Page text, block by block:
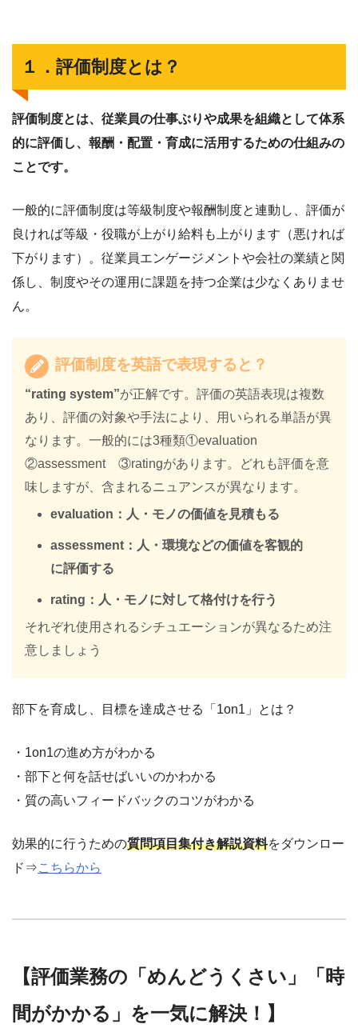
１．評価制度とは？
評価制度とは、従業員の仕事ぶりや成果を組織として体系
的に評価し、報酬・配置・育成に活用するための仕組みの
ことです。
一般的に評価制度は等級制度や報酬制度と連動し、評価が
良ければ等級・役職が上がり給料も上がります（悪ければ
下がります）。従業員エンゲージメントや会社の業績と関
係し、制度やその運用に課題を持つ企業は少なくありませ
ん。
評価制度を英語で表現すると？
“rating system”が正解です。評価の英語表現は複数
あり、評価の対象や手法により、用いられる単語が異
なります。一般的には3種類①evaluation
②assessment ③ratingがあります。どれも評価を意
味しますが、含まれるニュアンスが異なります。
evaluation：人・モノの価値を見積もる
assessment：人・環境などの価値を客観的
に評価する
rating：人・モノに対して格付けを行う
それぞれ使用されるシチュエーションが異なるため注
意しましょう
部下を育成し、目標を達成させる「1on1」とは？
・1on1の進め方がわかる
・部下と何を話せばいいのかわかる
・質の高いフィードバックのコツがわかる
効果的に行うための質問項目集付き解説資料をダウンロー
ド⇒こちらから
【評価業務の「めんどうくさい」「時
間がかかる」を一気に解決！】